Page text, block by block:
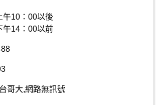
午10：00以後
午14：00以前
哥大,網路無訊號